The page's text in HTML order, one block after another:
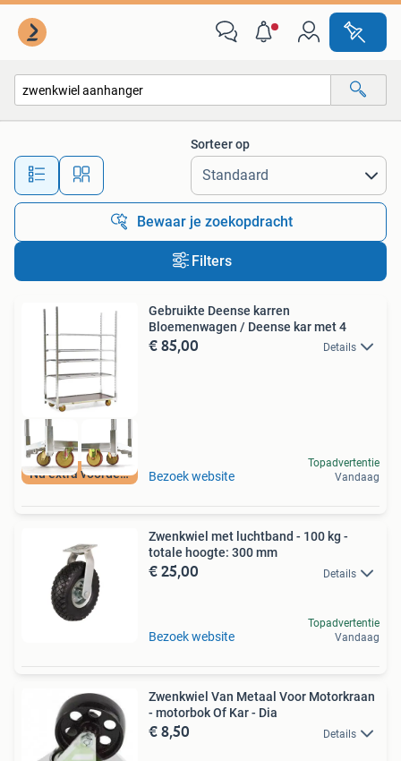
Alle afstanden…
Sorteer op
Bewaar je zoekopdracht
Filters
Nu extra voordeel
Gebruikte Deense karren
Bloemenwagen / Deense kar met 4
€ 85,00 Details
Bezoek website
Topadvertentie
Vandaag
Zwenkwiel met luchtband - 100 kg -
totale hoogte: 300 mm
€ 25,00 Details
Bezoek website
Topadvertentie
Vandaag
Zwenkwiel Van Metaal Voor Motorkraan
- motorbok Of Kar - Dia
€ 8,50 Details